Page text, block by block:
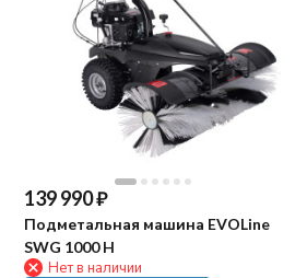
139 990₽
Подметальная машина EVOLine
SWG 1000 H
Нет в наличии